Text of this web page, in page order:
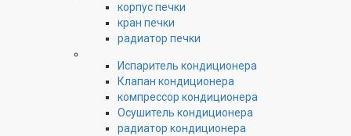
корпус печки
кран печки
радиатор печки
Испаритель кондиционера
Клапан кондиционера
компрессор кондиционера
Осушитель кондиционера
радиатор кондиционера